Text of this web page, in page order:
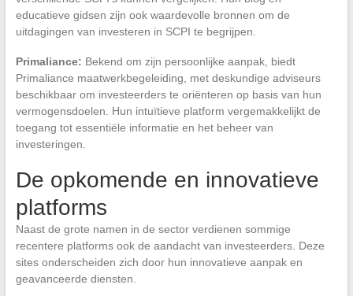
educatieve gidsen zijn ook waardevolle bronnen om de
uitdagingen van investeren in SCPI te begrijpen.
Primaliance: Bekend om zijn persoonlijke aanpak, biedt
Primaliance maatwerkbegeleiding, met deskundige adviseurs
beschikbaar om investeerders te oriënteren op basis van hun
vermogensdoelen. Hun intuïtieve platform vergemakkelijkt de
toegang tot essentiële informatie en het beheer van
investeringen.
De opkomende en innovatieve
platforms
Naast de grote namen in de sector verdienen sommige
recentere platforms ook de aandacht van investeerders. Deze
sites onderscheiden zich door hun innovatieve aanpak en
geavanceerde diensten.